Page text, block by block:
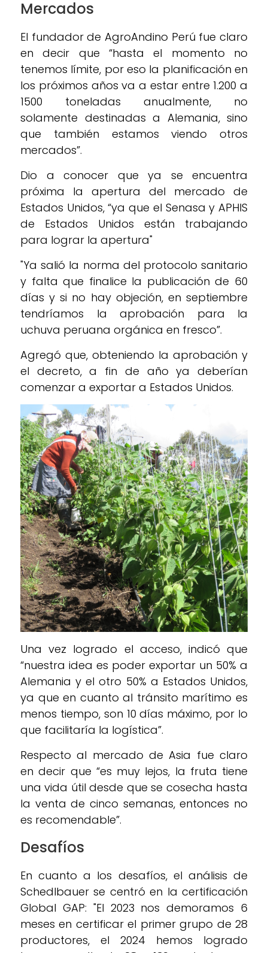
Mercados
El fundador de AgroAndino Perú fue claro
en decir que “hasta el momento no
tenemos límite, por eso la planificación en
los próximos años va a estar entre 1.200 a
1500 toneladas anualmente, no
solamente destinadas a Alemania, sino
que también estamos viendo otros
mercados”.
Dio a conocer que ya se encuentra
próxima la apertura del mercado de
Estados Unidos, “ya que el Senasa y APHIS
de Estados Unidos están trabajando
para lograr la apertura"
"Ya salió la norma del protocolo sanitario
y falta que finalice la publicación de 60
días y si no hay objeción, en septiembre
tendríamos la aprobación para la
uchuva peruana orgánica en fresco”.
Agregó que, obteniendo la aprobación y
el decreto, a fin de año ya deberían
comenzar a exportar a Estados Unidos.
Una vez logrado el acceso, indicó que
“nuestra idea es poder exportar un 50% a
Alemania y el otro 50% a Estados Unidos,
ya que en cuanto al tránsito marítimo es
menos tiempo, son 10 días máximo, por lo
que facilitaría la logística”.
Respecto al mercado de Asia fue claro
en decir que “es muy lejos, la fruta tiene
una vida útil desde que se cosecha hasta
la venta de cinco semanas, entonces no
es recomendable”.
Desafíos
En cuanto a los desafíos, el análisis de
Schedlbauer se centró en la certificación
Global GAP: "El 2023 nos demoramos 6
meses en certificar el primer grupo de 28
productores, el 2024 hemos logrado